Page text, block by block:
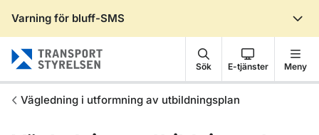
Varning för bluff-SMS
Sök E-tjänster Meny
Vägledning i utformning av utbildningsplan